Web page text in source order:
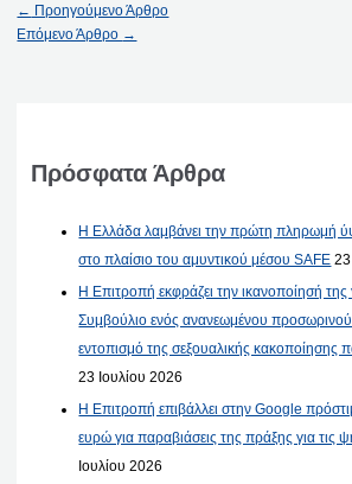
← Προηγούμενο Άρθρο
Επόμενο Άρθρο →
Πρόσφατα Άρθρα
Η Ελλάδα λαμβάνει την πρώτη πληρωμή
στο πλαίσιο του αμυντικού μέσου SAFE 23
Η Επιτροπή εκφράζει την ικανοποίησή της
Συμβούλιο ενός ανανεωμένου προσωρινού
εντοπισμό της σεξουαλικής κακοποίησης
23 Ιουλίου 2026
Η Επιτροπή επιβάλλει στην Google
ευρώ για παραβιάσεις της πράξης για τις
Ιουλίου 2026